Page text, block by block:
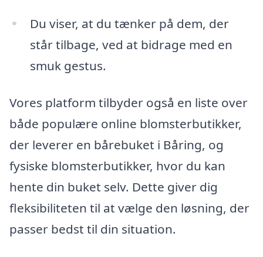
Du viser, at du tænker på dem, der
står tilbage, ved at bidrage med en
smuk gestus.
Vores platform tilbyder også en liste over
både populære online blomsterbutikker,
der leverer en bårebuket i Båring, og
fysiske blomsterbutikker, hvor du kan
hente din buket selv. Dette giver dig
fleksibiliteten til at vælge den løsning, der
passer bedst til din situation.